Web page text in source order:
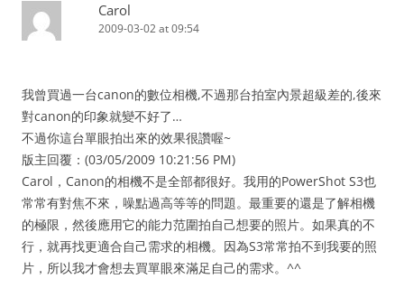
Carol
2009-03-02 at 09:54
我曾買過一台canon的數位相機,不過那台拍室內景超級差的,後來
對canon的印象就變不好了…
不過你這台單眼拍出來的效果很讚喔~
版主回覆：(03/05/2009 10:21:56 PM)
Carol，Canon的相機不是全部都很好。我用的PowerShot S3也
常常有對焦不來，噪點過高等等的問題。最重要的還是了解相機
的極限，然後應用它的能力范圍拍自己想要的照片。如果真的不
行，就再找更適合自己需求的相機。因為S3常常拍不到我要的照
片，所以我才會想去買單眼來滿足自己的需求。^^